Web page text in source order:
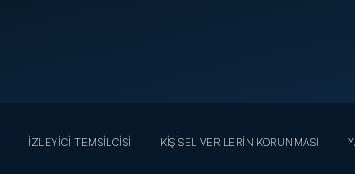
İZLEYİCİ TEMSİLCİSİ KİŞİSEL VERİLERİN KORUNMASI